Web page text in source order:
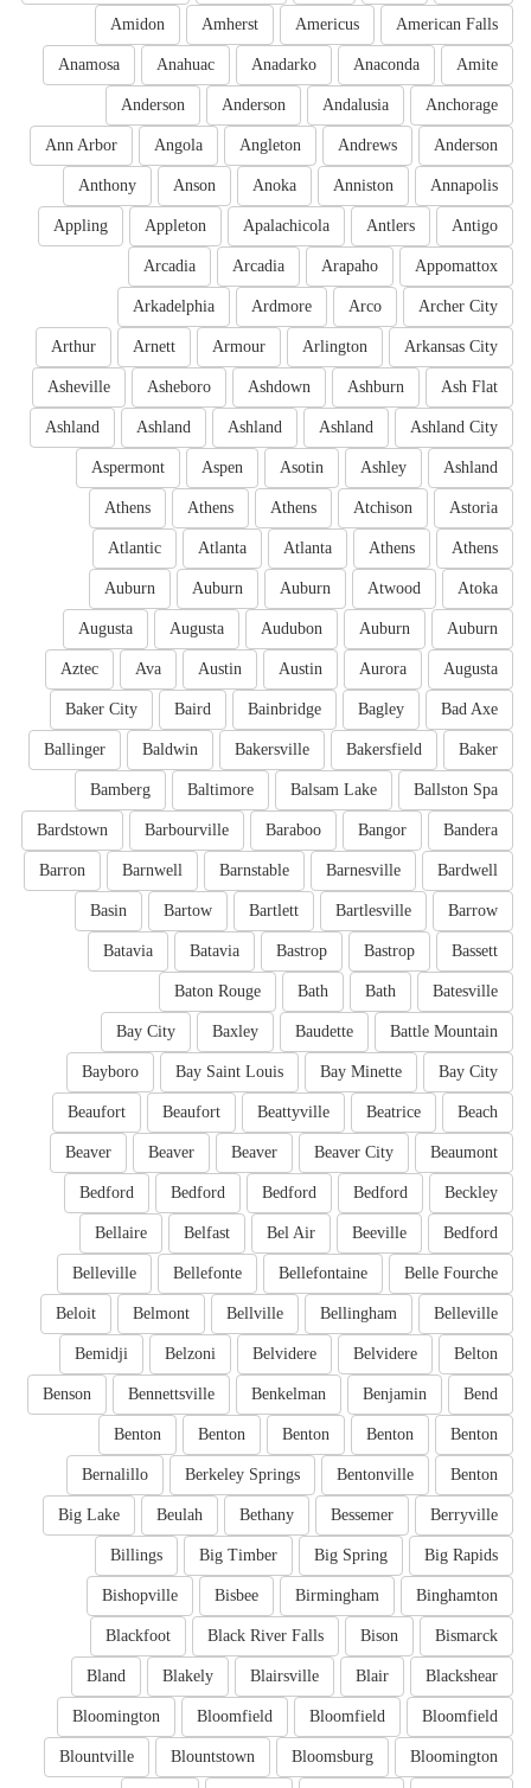
American Falls
Americus
Amherst
Amidon
Amite
Anaconda
Anadarko
Anahuac
Anamosa
Anchorage
Andalusia
Anderson
Anderson
Anderson
Andrews
Angleton
Angola
Ann Arbor
Annapolis
Anniston
Anoka
Anson
Anthony
Antigo
Antlers
Apalachicola
Appleton
Appling
Appomattox
Arapaho
Arcadia
Arcadia
Archer City
Arco
Ardmore
Arkadelphia
Arkansas City
Arlington
Armour
Arnett
Arthur
Ash Flat
Ashburn
Ashdown
Asheboro
Asheville
Ashland City
Ashland
Ashland
Ashland
Ashland
Ashland
Ashley
Asotin
Aspen
Aspermont
Astoria
Atchison
Athens
Athens
Athens
Athens
Athens
Atlanta
Atlanta
Atlantic
Atoka
Atwood
Auburn
Auburn
Auburn
Auburn
Auburn
Audubon
Augusta
Augusta
Augusta
Aurora
Austin
Austin
Ava
Aztec
Bad Axe
Bagley
Bainbridge
Baird
Baker City
Baker
Bakersfield
Bakersville
Baldwin
Ballinger
Ballston Spa
Balsam Lake
Baltimore
Bamberg
Bandera
Bangor
Baraboo
Barbourville
Bardstown
Bardwell
Barnesville
Barnstable
Barnwell
Barron
Barrow
Bartlesville
Bartlett
Bartow
Basin
Bassett
Bastrop
Bastrop
Batavia
Batavia
Batesville
Bath
Bath
Baton Rouge
Battle Mountain
Baudette
Baxley
Bay City
Bay City
Bay Minette
Bay Saint Louis
Bayboro
Beach
Beatrice
Beattyville
Beaufort
Beaufort
Beaumont
Beaver City
Beaver
Beaver
Beaver
Beckley
Bedford
Bedford
Bedford
Bedford
Bedford
Beeville
Bel Air
Belfast
Bellaire
Belle Fourche
Bellefontaine
Bellefonte
Belleville
Belleville
Bellingham
Bellville
Belmont
Beloit
Belton
Belvidere
Belvidere
Belzoni
Bemidji
Bend
Benjamin
Benkelman
Bennettsville
Benson
Benton
Benton
Benton
Benton
Benton
Benton
Bentonville
Berkeley Springs
Bernalillo
Berryville
Bessemer
Bethany
Beulah
Big Lake
Big Rapids
Big Spring
Big Timber
Billings
Binghamton
Birmingham
Bisbee
Bishopville
Bismarck
Bison
Black River Falls
Blackfoot
Blackshear
Blair
Blairsville
Blakely
Bland
Bloomfield
Bloomfield
Bloomfield
Bloomington
Bloomington
Bloomsburg
Blountstown
Blountville